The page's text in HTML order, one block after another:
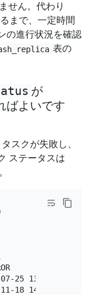
せん。代わり
まで、一定時間
の進行状況を確認
表の
が
ばよいです
スクが失敗し、
ステータスは
25 13:49:02.868
18 14:07:45.624